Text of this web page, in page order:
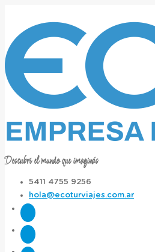
Descubrí el mundo que imaginás
5411 4755 9256
hola@ecoturviajes.com.ar